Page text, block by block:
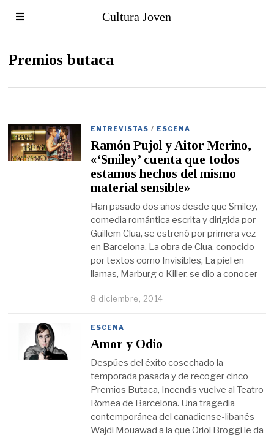
Cultura Joven
Premios butaca
ENTREVISTAS / ESCENA
Ramón Pujol y Aitor Merino,
«‘Smiley’ cuenta que todos
estamos hechos del mismo
material sensible»
Han pasado dos años desde que Smiley,
comedia romántica escrita y dirigida por
Guillem Clua, se estrenó por primera vez
en Barcelona. La obra de Clua, conocido
por textos como Invisibles, La piel en
llamas, Marburg o Killer, se dio a conocer
8 diciembre, 2014
ESCENA
Amor y Odio
Despúes del éxito cosechado la
temporada pasada y de recoger cinco
Premios Butaca, Incendis vuelve al Teatro
Romea de Barcelona. Una tragedia
contemporánea del canadiense-libanés
Wajdi Mouawad a la que Oriol Broggi le da